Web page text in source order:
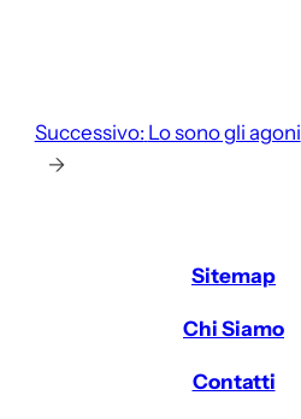
Successivo: Lo sono gli agoni
→
Sitemap
Chi Siamo
Contatti